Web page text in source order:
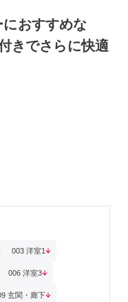
おすすめな
きでさらに快適
003 洋室1
006 洋室3
玄関・廊下